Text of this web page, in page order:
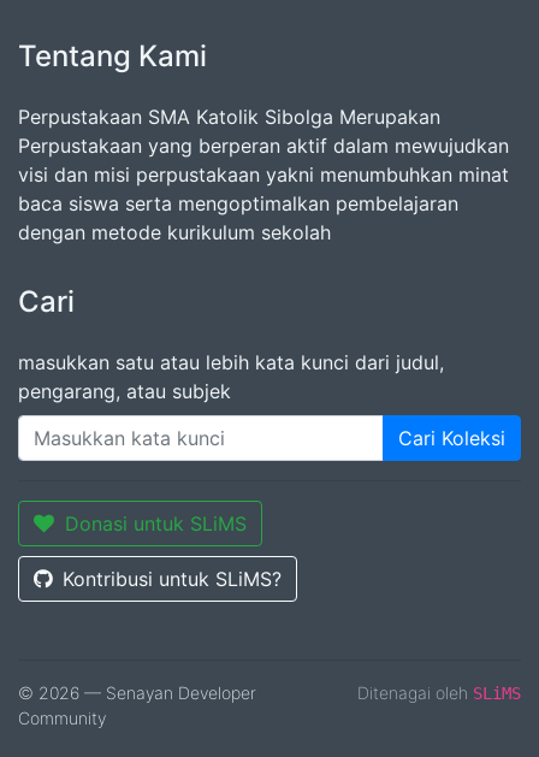
Tentang Kami
Perpustakaan SMA Katolik Sibolga Merupakan
Perpustakaan yang berperan aktif dalam mewujudkan
visi dan misi perpustakaan yakni menumbuhkan minat
baca siswa serta mengoptimalkan pembelajaran
dengan metode kurikulum sekolah
Cari
masukkan satu atau lebih kata kunci dari judul,
pengarang, atau subjek
Cari Koleksi
Donasi untuk SLiMS
Kontribusi untuk SLiMS?
© 2026 — Senayan Developer
Community
Ditenagai oleh SLiMS